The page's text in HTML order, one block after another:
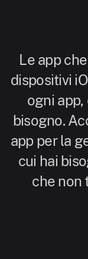
Le app
dispositivi
ogni app,
bisogno.
app per la
cui hai
che non